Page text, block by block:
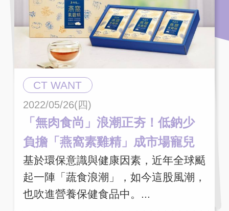
CT WANT
2022/05/26(四)
「無肉食尚」浪潮正夯！低鈉少
負擔「燕窩素雞精」成市場寵兒
基於環保意識與健康因素，近年全球颳
起一陣「蔬食浪潮」，如今這股風潮，
也吹進營養保健食品中。...